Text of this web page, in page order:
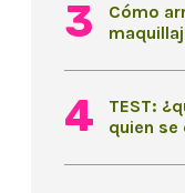
Cómo
TEST:
quien se